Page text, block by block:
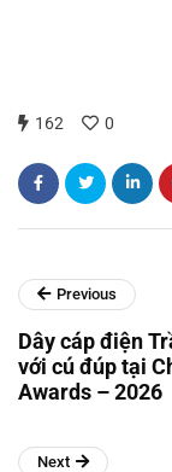
162 0
Previous
Dây cáp điện
với cú đúp tại
Awards – 2026
Next